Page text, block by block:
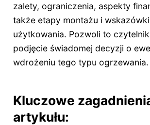
zalety, ograniczenia, aspekty
także etapy montażu i
użytkowania. Pozwoli to
podjęcie świadomej decyzji o
wdrożeniu tego typu ogrzewania.
Kluczowe
artykułu: